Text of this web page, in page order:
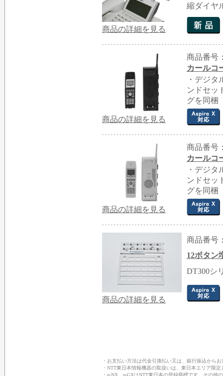
商品の詳細を見る
縮ダイヤ
商品の詳細を見る
商品番号
カールコ
・デジ
ンドセッ
グを同梱
商品の詳細を見る
商品番号
カールコ
・デジ
ンドセッ
グを同梱
商品の詳細を見る
商品番号
12ボタン
DT300シ
・お支払い方法は代金引換払い又は、銀行振込から
・NTT東日本情報機器の取扱いは、東日本エリア限定
・α-NX、α-GXはNTT東日本の登録商標です。その